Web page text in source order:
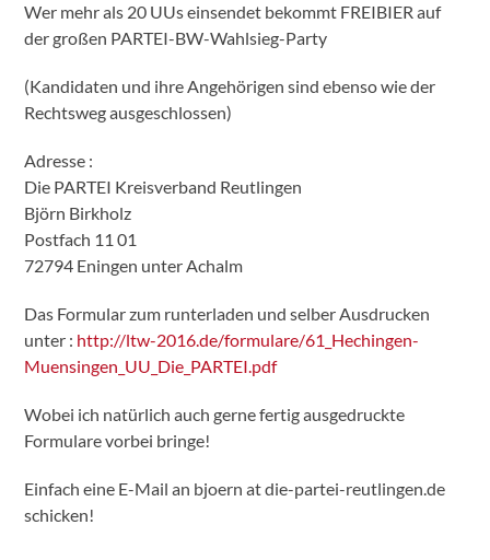
Wer mehr als 20 UUs einsendet bekommt FREIBIER auf
der großen PARTEI-BW-Wahlsieg-Party
(Kandidaten und ihre Angehörigen sind ebenso wie der
Rechtsweg ausgeschlossen)
Adresse :
Die PARTEI Kreisverband Reutlingen
Björn Birkholz
Postfach 11 01
72794 Eningen unter Achalm
Das Formular zum runterladen und selber Ausdrucken
unter : http://ltw-2016.de/formulare/61_Hechingen-
Muensingen_UU_Die_PARTEI.pdf
Wobei ich natürlich auch gerne fertig ausgedruckte
Formulare vorbei bringe!
Einfach eine E-Mail an bjoern at die-partei-reutlingen.de
schicken!